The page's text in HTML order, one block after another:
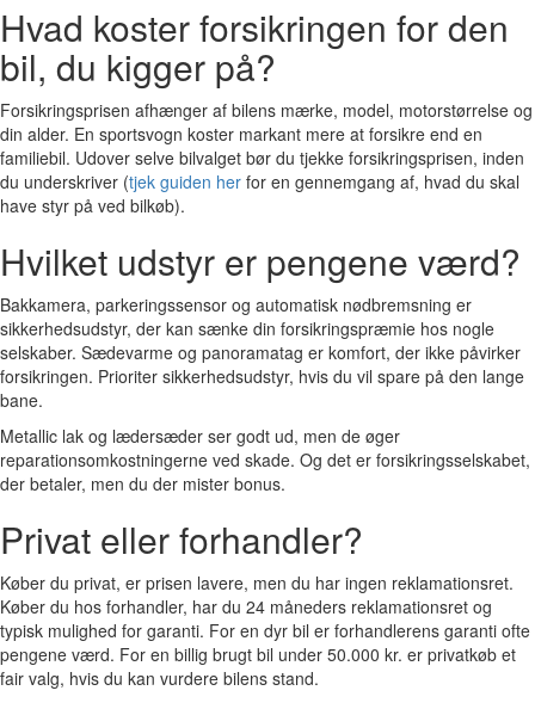
Hvad koster forsikringen for den
bil, du kigger på?
Forsikringsprisen afhænger af bilens mærke, model, motorstørrelse og
din alder. En sportsvogn koster markant mere at forsikre end en
familiebil. Udover selve bilvalget bør du tjekke forsikringsprisen, inden
du underskriver (tjek guiden her for en gennemgang af, hvad du skal
have styr på ved bilkøb).
Hvilket udstyr er pengene værd?
Bakkamera, parkeringssensor og automatisk nødbremsning er
sikkerhedsudstyr, der kan sænke din forsikringspræmie hos nogle
selskaber. Sædevarme og panoramatag er komfort, der ikke påvirker
forsikringen. Prioriter sikkerhedsudstyr, hvis du vil spare på den lange
bane.
Metallic lak og lædersæder ser godt ud, men de øger
reparationsomkostningerne ved skade. Og det er forsikringsselskabet,
der betaler, men du der mister bonus.
Privat eller forhandler?
Køber du privat, er prisen lavere, men du har ingen reklamationsret.
Køber du hos forhandler, har du 24 måneders reklamationsret og
typisk mulighed for garanti. For en dyr bil er forhandlerens garanti ofte
pengene værd. For en billig brugt bil under 50.000 kr. er privatkøb et
fair valg, hvis du kan vurdere bilens stand.